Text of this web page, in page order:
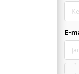
E-